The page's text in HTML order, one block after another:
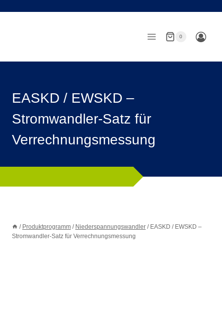
0
EASKD / EWSKD –
Stromwandler-Satz für
Verrechnungsmessung
/ Produktprogramm / Niederspannungswandler / EASKD / EWSKD –
Stromwandler-Satz für Verrechnungsmessung